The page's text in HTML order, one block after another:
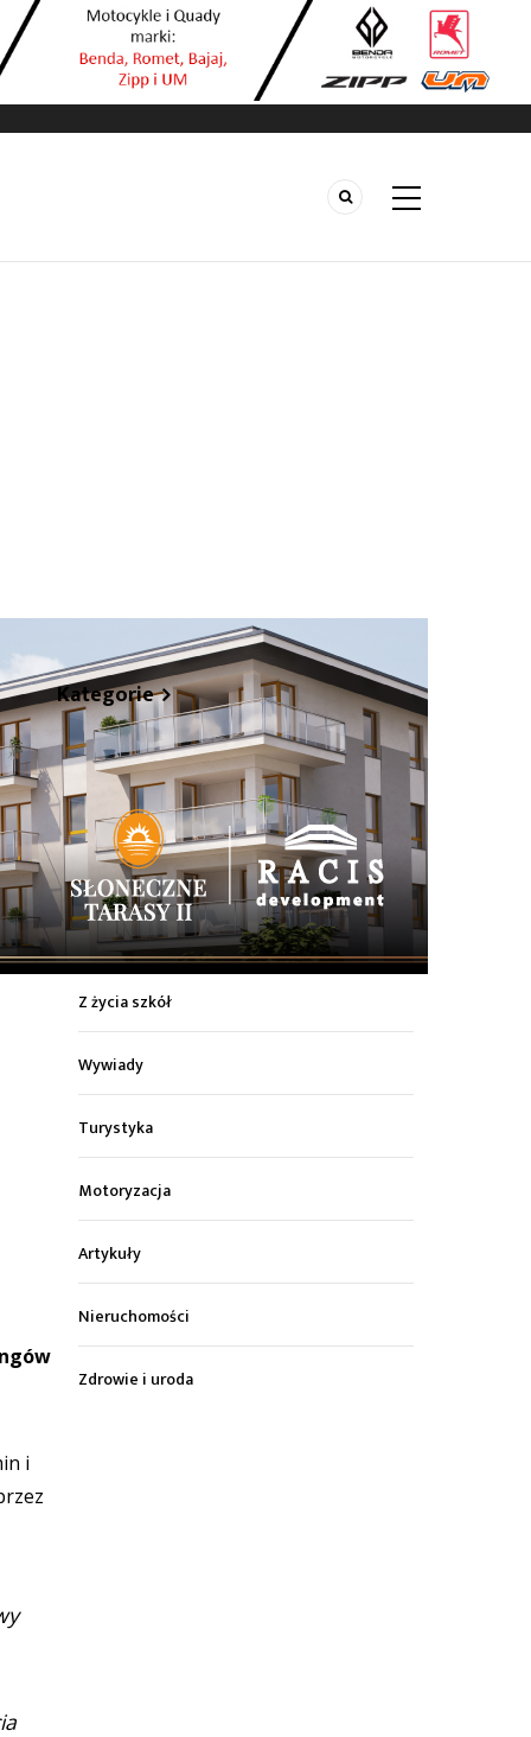
i
Kategorie
Z życia miasta
Sport
Kultura
Wiadomości z regionu
Z życia szkół
Wywiady
Turystyka
Motoryzacja
Artykuły
Nieruchomości
Zdrowie i uroda